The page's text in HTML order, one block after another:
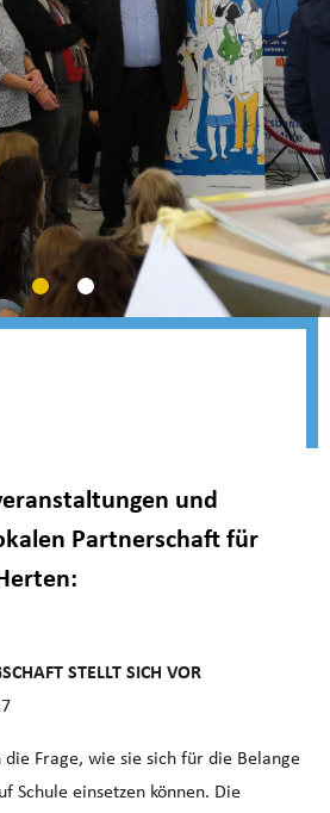
und
Partnerschaft für
STELLT SICH VOR
Frage, wie sie sich für die Belange
Schule einsetzen können. Die